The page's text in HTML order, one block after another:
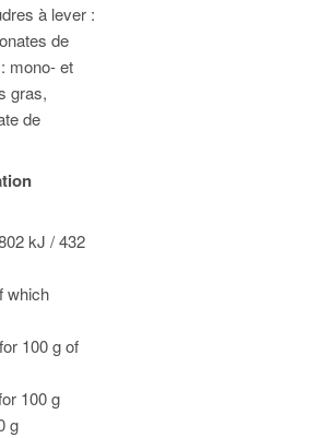
à lever :
de
mono- et
gras,
de
kJ / 432
which
100 g of
100 g
g